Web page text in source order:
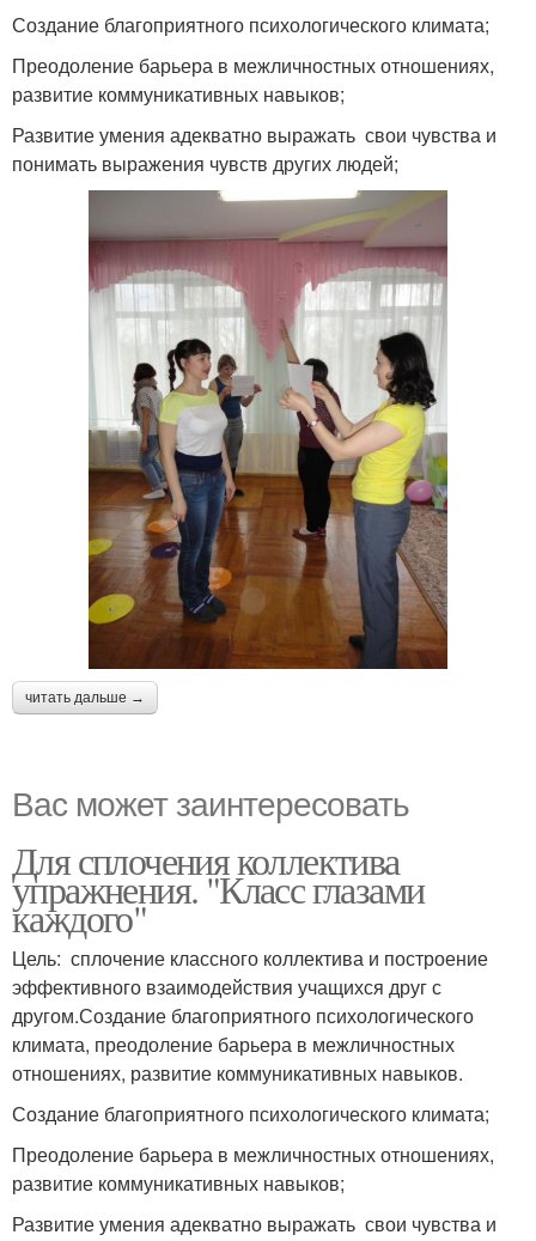
Создание благоприятного психологического климата;
Преодоление барьера в межличностных отношениях,
развитие коммуникативных навыков;
Развитие умения адекватно выражать свои чувства и
понимать выражения чувств других людей;
читать дальше →
Вас может заинтересовать
Для сплочения коллектива
упражнения. "Класс глазами
каждого"
Цель: сплочение классного коллектива и построение
эффективного взаимодействия учащихся друг с
другом.Создание благоприятного психологического
климата, преодоление барьера в межличностных
отношениях, развитие коммуникативных навыков.
Создание благоприятного психологического климата;
Преодоление барьера в межличностных отношениях,
развитие коммуникативных навыков;
Развитие умения адекватно выражать свои чувства и